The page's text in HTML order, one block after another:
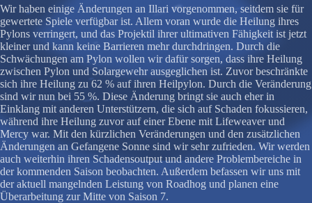
Wir haben einige Änderungen an Illari vorgenommen, seitdem sie für
gewertete Spiele verfügbar ist. Allem voran wurde die Heilung ihres
Pylons verringert, und das Projektil ihrer ultimativen Fähigkeit ist jetzt
kleiner und kann keine Barrieren mehr durchdringen. Durch die
Schwächungen am Pylon wollen wir dafür sorgen, dass ihre Heilung
zwischen Pylon und Solargewehr ausgeglichen ist. Zuvor beschränkte
sich ihre Heilung zu 62 % auf ihren Heilpylon. Durch die Veränderung
sind wir nun bei 55 %. Diese Änderung bringt sie auch eher in
Einklang mit anderen Unterstützern, die sich auf Schaden fokussieren,
während ihre Heilung zuvor auf einer Ebene mit Lifeweaver und
Mercy war. Mit den kürzlichen Veränderungen und den zusätzlichen
Änderungen an Gefangene Sonne sind wir sehr zufrieden. Wir werden
auch weiterhin ihren Schadensoutput und andere Problembereiche in
der kommenden Saison beobachten. Außerdem befassen wir uns mit
der aktuell mangelnden Leistung von Roadhog und planen eine
Überarbeitung zur Mitte von Saison 7.